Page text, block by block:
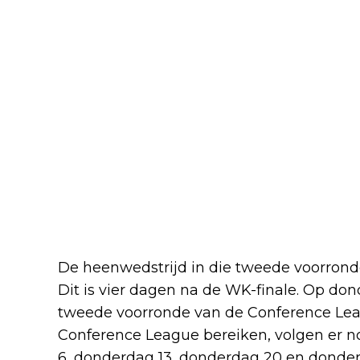
De heenwedstrijd in die tweede
Dit is vier dagen na de WK-finale. Op
tweede voorronde van de Conference
Conference League bereiken, volgen er